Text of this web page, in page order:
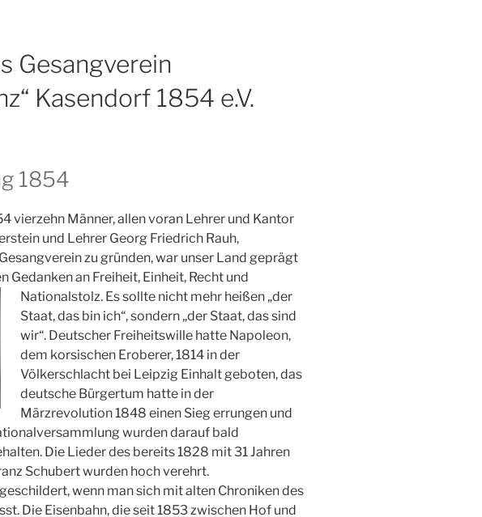
Gesangverein
Kasendorf 1854 e.V.
1854
vierzehn Männer, allen voran Lehrer und Kantor
und Lehrer Georg Friedrich Rauh,
zu gründen, war unser Land geprägt
Gedanken an Freiheit, Einheit, Recht und
Nationalstolz. Es sollte nicht mehr heißen „der
Staat, das bin ich“, sondern „der Staat, das sind
wir“. Deutscher Freiheitswille hatte Napoleon,
dem korsischen Eroberer, 1814 in der
Völkerschlacht bei Leipzig Einhalt geboten, das
deutsche Bürgertum hatte in der
Märzrevolution 1848 einen Sieg errungen und
wurden darauf bald
Die Lieder des bereits 1828 mit 31 Jahren
Schubert wurden hoch verehrt.
wenn man sich mit alten Chroniken des
Die Eisenbahn, die seit 1853 zwischen Hof und